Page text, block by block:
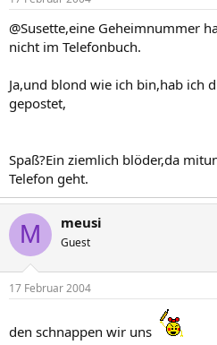
@Susette,eine Geheimnummer
nicht im Telefonbuch.
Ja,und blond wie ich bin,hab ich
gepostet,
Spaß?Ein ziemlich blöder,da
Telefon geht.
M meusi
Guest
17 Februar 2004
den schnappen wir uns